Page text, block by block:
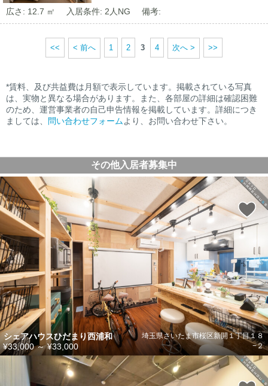
広さ: 12.7 ㎡ 入居条件: 2人NG 備考:
<< < 前へ 1 2 3 4 次へ > >>
*賃料、及び共益費は月額で表示しています。掲載されている写真
は、実物と異なる場合があります。また、各部屋の詳細は確認困難
のため、運営事業者の自己申告情報を掲載しています。詳細につき
ましては、
問い合わせフォームより、お問い合わせ下さい。
その他入居者募集中
シェアハウスひだまり西浦和
埼玉県さいたま市桜区新開１丁目１８
−２
¥33,000～¥33,000